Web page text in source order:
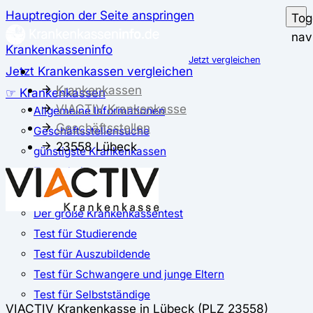
Hauptregion der Seite anspringen
Krankenkasseninfo
Jetzt Krankenkassen vergleichen
☞ Krankenkassen
Allgemeine Informationen
Geschäftsstellensuche
günstigste Krankenkassen
Zusatzbeitrag
✅ Krankenkassen Test
Der große Krankenkassentest
Test für Studierende
Test für Auszubildende
Test für Schwangere und junge Eltern
Test für Selbstständige
Jetzt vergleichen
Krankenkassen
VIACTIV Krankenkasse
Geschäftsstellen
23558 Lübeck
VIACTIV Krankenkasse in Lübeck (PLZ 23558)